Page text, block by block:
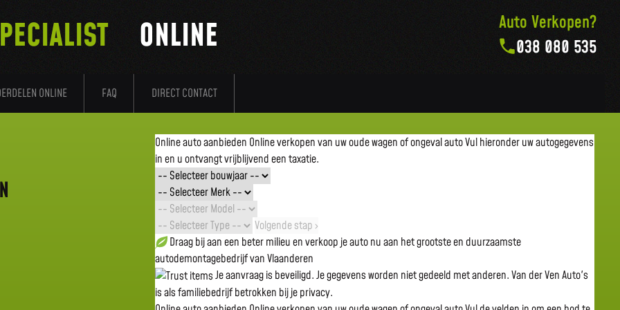
ONLINE FAQ DIRECT CONTACT
ONLINE
Auto Verkopen?
038 080 535
Online auto aanbieden Online verkopen van uw oude wagen of ongeval autoVul hieronder uw autogegevens
in en u ontvangt vrijblijvend een taxatie.
Volgende stap ›
Draag bij aan een beter milieu en verkoop je auto nu aan het grootste en duurzaamste
autodemontagebedrijf van Vlaanderen
Je aanvraag is beveiligd. Je gegevens worden niet gedeeld met anderen. Van der Ven Auto's
is als familiebedrijf betrokken bij je privacy.